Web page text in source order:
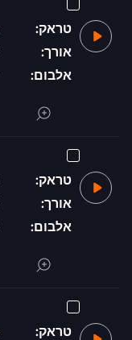
טראק:
אורך:
אלבום:
טראק:
אורך:
אלבום:
טראק: